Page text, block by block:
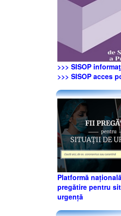
>>> SISOP
>>> SISOP acces
Platformă
pregătire pentru
urgență